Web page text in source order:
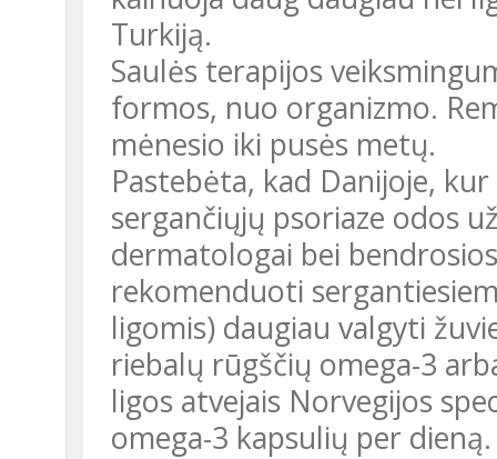
Turkiją.
Saulės terapijos
formos, nuo organizmo.
mėnesio iki pusės metų.
Pastebėta, kad Danijoje,
sergančiųjų psoriaze odos
dermatologai bei
rekomenduoti
ligomis) daugiau valgyti
riebalų rūgščių omega-3
ligos atvejais Norvegijos
omega-3 kapsulių per dieną.